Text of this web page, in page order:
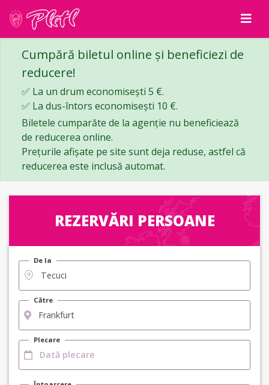
Cumpără biletul online și beneficiezi de
reducere!
✅ La un drum economisești 5 €.
✅ La dus-întors economisești 10 €.
Biletele cumparăte de la agenție nu beneficiează
de reducerea online.
Prețurile afișate pe site sunt deja reduse, astfel că
reducerea este inclusă automat.
REZERVĂRI PERSOANE
De la
Către
Plecare